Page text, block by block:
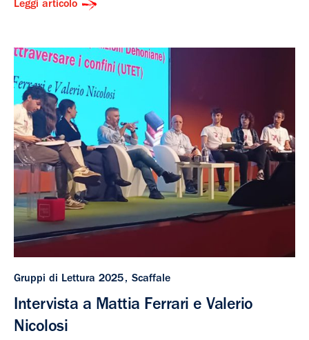
Leggi articolo
Gruppi di Lettura 2025 Scaffale
Intervista a Mattia Ferrari e Valerio
Nicolosi